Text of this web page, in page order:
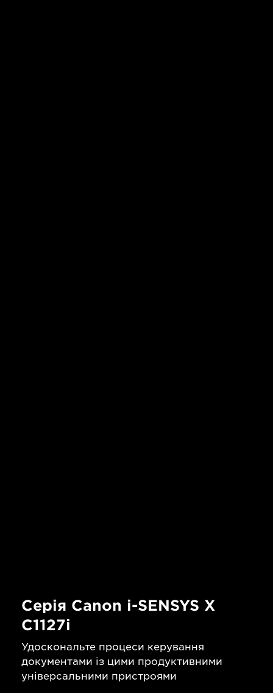
Серія Canon i-SENSYS X
C1127i
Удоскональте процеси керування
документами із цими продуктивними
універсальними пристроями